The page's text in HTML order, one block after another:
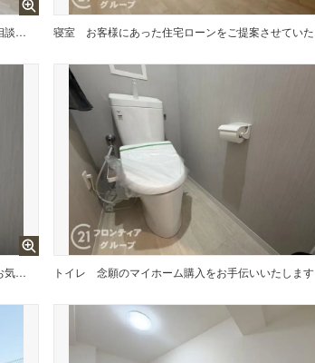
お家のご質問はお気軽にご相談下さい。 寝室
多様化する住まいのお悩みを当社へお気軽にご相談下さい トイレ 念願のマイホーム購入をお手伝いいたします